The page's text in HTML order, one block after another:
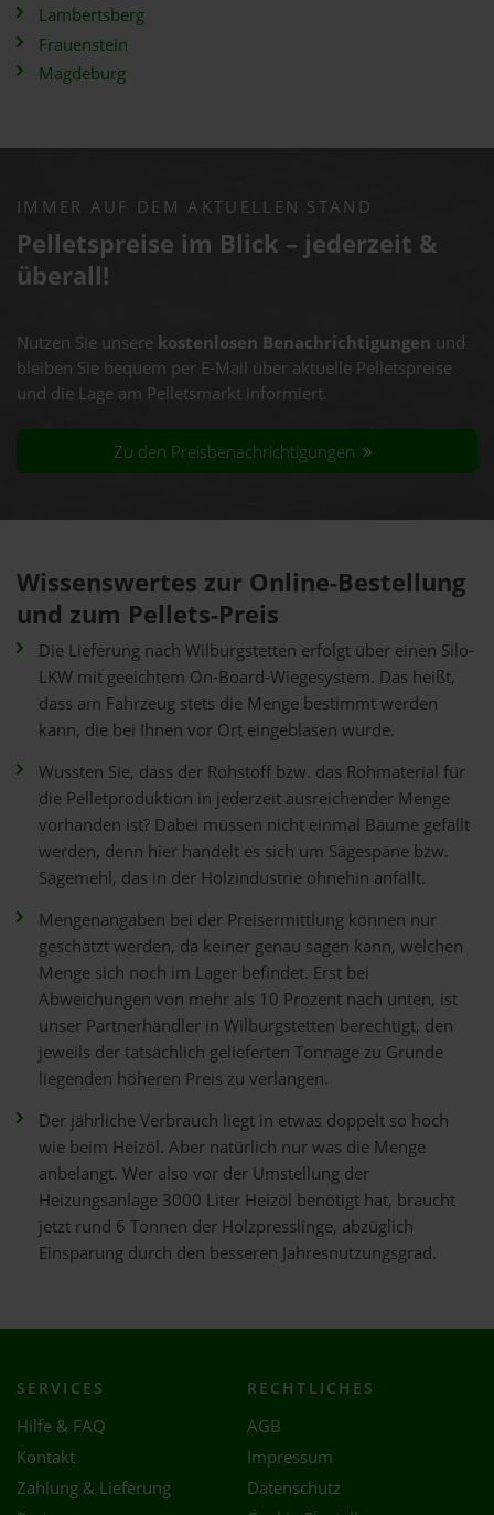
Lambertsberg
Frauenstein
Magdeburg
IMMER AUF DEM AKTUELLEN STAND
Pelletspreise im Blick – jederzeit &
überall!
Nutzen Sie unsere kostenlosen Benachrichtigungen und
bleiben Sie bequem per E-Mail über aktuelle Pelletspreise
und die Lage am Pelletsmarkt informiert.
Zu den Preisbenachrichtigungen
Wissenswertes zur Online-Bestellung
und zum Pellets-Preis
Die Lieferung nach Wilburgstetten erfolgt über einen Silo-
LKW mit geeichtem On-Board-Wiegesystem. Das heißt,
dass am Fahrzeug stets die Menge bestimmt werden
kann, die bei Ihnen vor Ort eingeblasen wurde.
Wussten Sie, dass der Rohstoff bzw. das Rohmaterial für
die Pelletproduktion in jederzeit ausreichender Menge
vorhanden ist? Dabei müssen nicht einmal Bäume gefällt
werden, denn hier handelt es sich um Sägespäne bzw.
Sägemehl, das in der Holzindustrie ohnehin anfällt.
Mengenangaben bei der Preisermittlung können nur
geschätzt werden, da keiner genau sagen kann, welchen
Menge sich noch im Lager befindet. Erst bei
Abweichungen von mehr als 10 Prozent nach unten, ist
unser Partnerhändler in Wilburgstetten berechtigt, den
jeweils der tatsächlich gelieferten Tonnage zu Grunde
liegenden höheren Preis zu verlangen.
Der jährliche Verbrauch liegt in etwas doppelt so hoch
wie beim Heizöl. Aber natürlich nur was die Menge
anbelangt. Wer also vor der Umstellung der
Heizungsanlage 3000 Liter Heizöl benötigt hat, braucht
jetzt rund 6 Tonnen der Holzpresslinge, abzüglich
Einsparung durch den besseren Jahresnutzungsgrad.
SERVICES
Hilfe & FAQ
Kontakt
Zahlung & Lieferung
RECHTLICHES
AGB
Impressum
Datenschutz